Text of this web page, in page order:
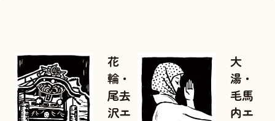
花
輪・
尾去
沢エ
大
湯・
毛馬
内エ